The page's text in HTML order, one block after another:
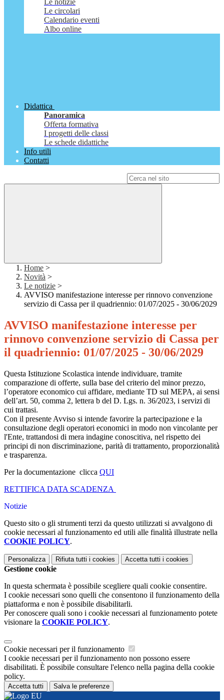
Le notizie
Le circolari
Calendario eventi
Albo online
Didattica
Panoramica
Offerta formativa
I progetti delle classi
Le schede didattiche
Info utili
Contatti
Home >
Novità >
Le notizie >
AVVISO manifestazione interesse per rinnovo convenzione
servizio di Cassa per il quadriennio: 01/07/2025 - 30/06/2029
AVVISO manifestazione interesse per
rinnovo convenzione servizio di Cassa per
il quadriennio: 01/07/2025 - 30/06/2029
Questa Istituzione Scolastica intende individuare, tramite
comparazione di offerte, sulla base del criterio del minor prezzo,
l’operatore economico cui affidare, mediante TD sul MEPA, ai sensi
dell’art. 50, comma 2, lettera b del D. Lgs. n. 36/2023, i servizi di
cui trattasi.
Con il presente Avviso si intende favorire la partecipazione e la
consultazione degli operatori economici in modo non vincolante per
l'Ente, trattandosi di mera indagine conoscitiva, nel rispetto dei
principi di non discriminazione, parità di trattamento, proporzionalità
e trasparenza.
Per la documentazione clicca QUI
RETTIFICA DATA SCADENZA
Notizie
Questo sito o gli strumenti terzi da questo utilizzati si avvalgono di
cookie necessari al funzionamento ed utili alle finalità illustrate nella
COOKIE POLICY.
Personalizza Rifiuta tutti i cookies Accetta tutti i cookies
Gestione cookie
In questa schermata è possibile scegliere quali cookie consentire.
I cookie necessari sono quelli che consentono il funzionamento della
piattaforma e non è possibile disabilitarli.
Per conoscere quali sono i cookie necessari al funzionamento potete
visionare la COOKIE POLICY.
Cookie necessari per il funzionamento
I cookie necessari per il funzionamento non possono essere
disabilitati. È possibile consultare l'elenco nella pagina della cookie
policy.
Accetta tutti Salva le preferenze